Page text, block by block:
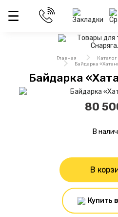
Главная Каталог
Байдарка
Байдарка
80
В
В
Купить